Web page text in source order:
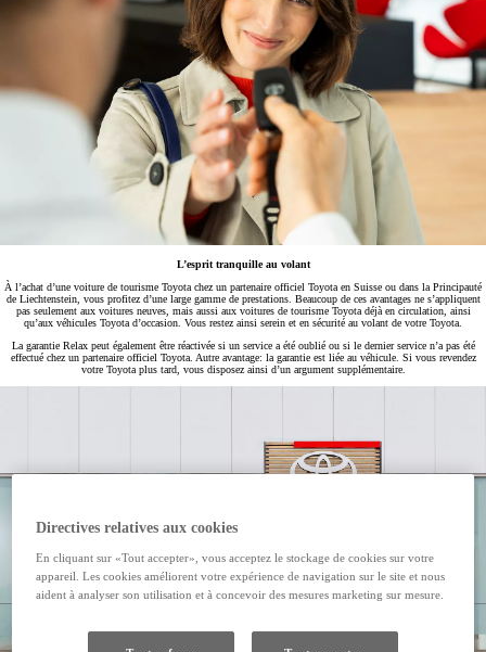
L’esprit tranquille au volant
À l’achat d’une voiture de tourisme Toyota chez un partenaire officiel Toyota en Suisse ou dans la Principauté
de Liechtenstein, vous profitez d’une large gamme de prestations. Beaucoup de ces avantages ne s’appliquent
pas seulement aux voitures neuves, mais aussi aux voitures de tourisme Toyota déjà en circulation, ainsi
qu’aux véhicules Toyota d’occasion. Vous restez ainsi serein et en sécurité au volant de votre Toyota.
La garantie Relax peut également être réactivée si un service a été oublié ou si le dernier service n’a pas été
effectué chez un partenaire officiel Toyota. Autre avantage: la garantie est liée au véhicule. Si vous revendez
votre Toyota plus tard, vous disposez ainsi d’un argument supplémentaire.
Directives relatives aux cookies
En cliquant sur «Tout accepter», vous acceptez le stockage de cookies sur votre
appareil. Les cookies améliorent votre expérience de navigation sur le site et nous
aident à analyser son utilisation et à concevoir des mesures marketing sur mesure.